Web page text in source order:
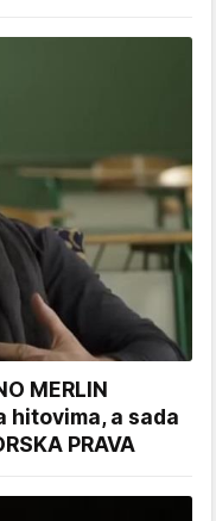
MERLIN
hitovima, a sada
PRAVA